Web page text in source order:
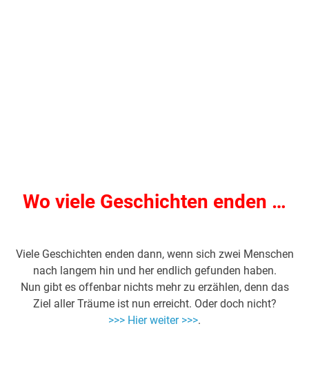
Wo viele Geschichten enden …
Viele Geschichten enden dann, wenn sich zwei Menschen
nach langem hin und her endlich gefunden haben.
Nun gibt es offenbar nichts mehr zu erzählen, denn das
Ziel aller Träume ist nun erreicht. Oder doch nicht?
>>> Hier weiter >>>.